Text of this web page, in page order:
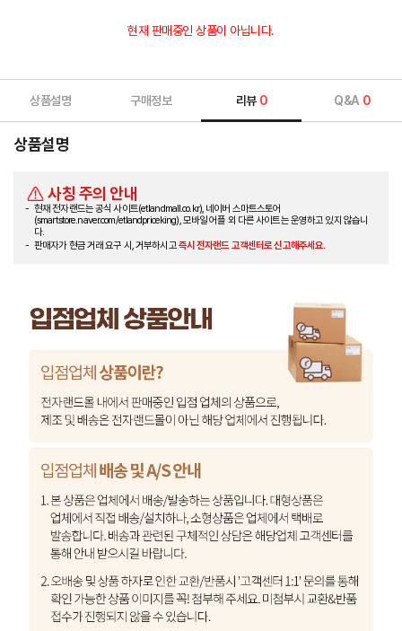
현재 판매중인 상품이 아닙니다.
상품설명 구매정보 리뷰 0 Q&A 0
상품설명
사칭 주의 안내
현재 전자랜드는 공식 사이트(etlandmall.co.kr), 네이버 스마트스토어
(smartstore.naver.com/etlandpriceking), 모바일 어플 외 다른 사이트는 운영하고 있지 않습니
다.
판매자가 현금 거래 요구 시, 거부하시고즉시 전자랜드 고객센터로 신고해주세요.